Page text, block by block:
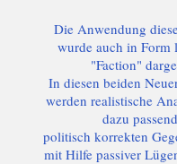
Die Anwendung
wurde auch in Form
"Faction"
In diesen beiden
werden realistische
dazu
politisch korrekten
mit Hilfe passiver